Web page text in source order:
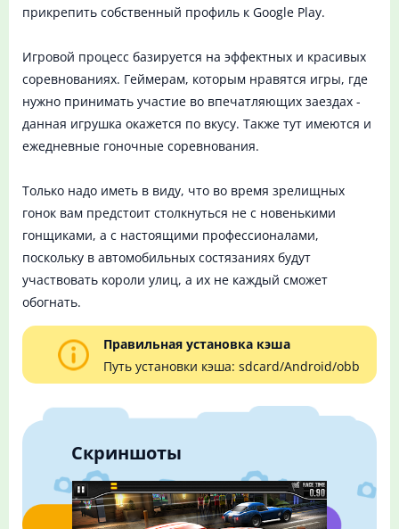
прикрепить собственный профиль к Google Play.
Игровой процесс базируется на эффектных и красивых
соревнованиях. Геймерам, которым нравятся игры, где
нужно принимать участие во впечатляющих заездах -
данная игрушка окажется по вкусу. Также тут имеются и
ежедневные гоночные соревнования.
Только надо иметь в виду, что во время зрелищных
гонок вам предстоит столкнуться не с новенькими
гонщиками, а с настоящими профессионалами,
поскольку в автомобильных состязаниях будут
участвовать короли улиц, а их не каждый сможет
обогнать.
Правильная установка кэша
Путь установки кэша: sdcard/Android/obb
Скриншоты